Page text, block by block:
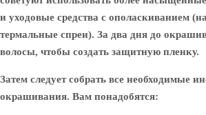
и уходовые средства с ополаскиванием
термальные спреи). За два дня до
волосы, чтобы создать защитную пленку.
Затем следует собрать все необходимые
окрашивания. Вам понадобятся: